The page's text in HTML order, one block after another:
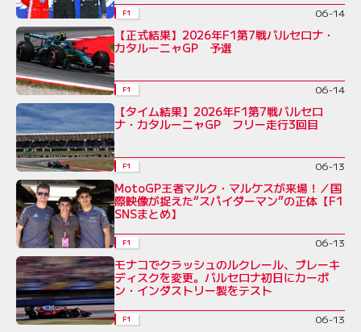
F1 06-14
【正式結果】2026年F1第7戦バルセロナ・
カタルーニャGP 予選
F1 06-14
【タイム結果】2026年F1第7戦バルセロ
ナ・カタルーニャGP フリー走行3回目
F1 06-13
MotoGP王者マルク・マルケスが来場！／国
際映像が捉えた“スパイダーマン”の正体【F1
SNSまとめ】
F1 06-13
モナコでクラッシュのルクレール、ブレーキ
ディスクを変更。バルセロナ初日にカーボ
ン・インダストリー製をテスト
F1 06-13